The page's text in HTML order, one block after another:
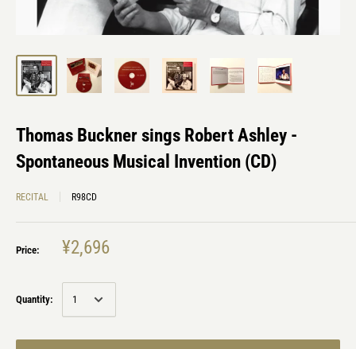
Thomas Buckner sings Robert Ashley -
Spontaneous Musical Invention (CD)
RECITAL R98CD
Price: ¥2,696
Quantity: